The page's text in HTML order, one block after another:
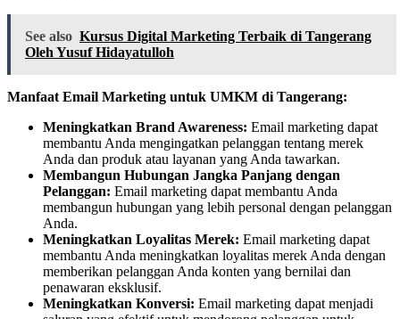
See also Kursus Digital Marketing Terbaik di Tangerang
Oleh Yusuf Hidayatulloh
Manfaat Email Marketing untuk UMKM di Tangerang:
Meningkatkan Brand Awareness: Email marketing dapat
membantu Anda mengingatkan pelanggan tentang merek
Anda dan produk atau layanan yang Anda tawarkan.
Membangun Hubungan Jangka Panjang dengan
Pelanggan: Email marketing dapat membantu Anda
membangun hubungan yang lebih personal dengan pelanggan
Anda.
Meningkatkan Loyalitas Merek: Email marketing dapat
membantu Anda meningkatkan loyalitas merek Anda dengan
memberikan pelanggan Anda konten yang bernilai dan
penawaran eksklusif.
Meningkatkan Konversi: Email marketing dapat menjadi